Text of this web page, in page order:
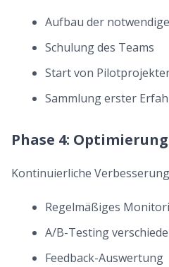
Aufbau der
Schulung des Teams
Start von
Sammlung erster
Phase 4: Optimierung
Kontinuierliche
Regelmäßiges
A/B-Testing
Feedback-Auswertung